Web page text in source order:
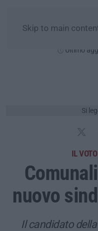
Skip to main
Ultimo
Si
IL
nuovo
Il candidato